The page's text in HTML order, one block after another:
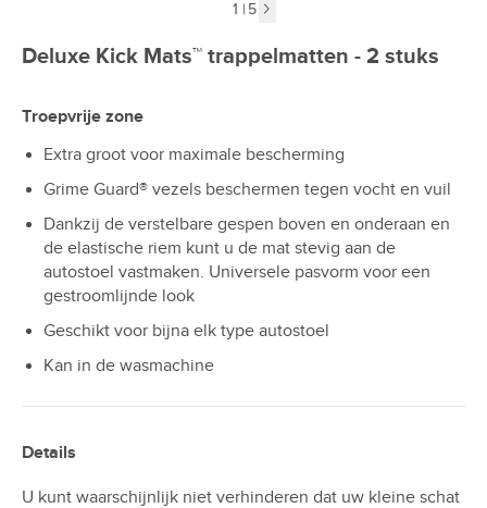
1 | 5 Next image
Deluxe Kick Mats™ trappelmatten - 2 stuks
Troepvrije zone
Extra groot voor maximale bescherming
Grime Guard® vezels beschermen tegen vocht en vuil
Dankzij de verstelbare gespen boven en onderaan en
de elastische riem kunt u de mat stevig aan de
autostoel vastmaken. Universele pasvorm voor een
gestroomlijnde look
Geschikt voor bijna elk type autostoel
Kan in de wasmachine
Details
U kunt waarschijnlijk niet verhinderen dat uw kleine schat